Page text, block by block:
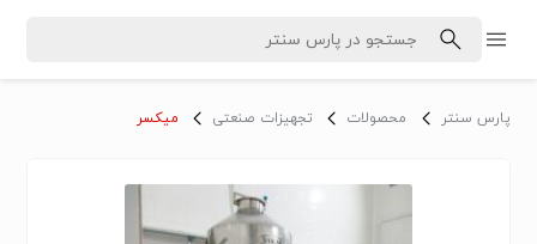
پارس سنتر محصولات تجهیزات صنعتی میکسر